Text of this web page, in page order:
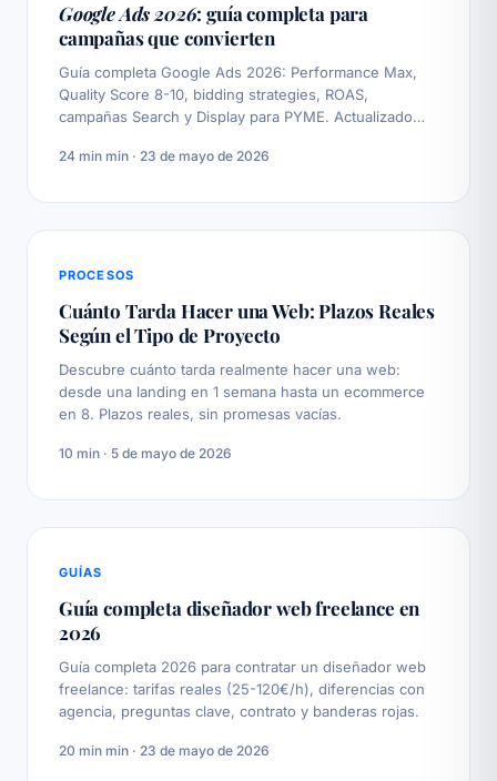
Google Ads 2026: guía completa para
campañas que convierten
Guía completa Google Ads 2026: Performance Max,
Quality Score 8-10, bidding strategies, ROAS,
campañas Search y Display para PYME. Actualizado
24 min min · 23 de mayo de 2026
PROCESOS
Cuánto Tarda Hacer una Web: Plazos Reales
Según el Tipo de Proyecto
Descubre cuánto tarda realmente hacer una web:
desde una landing en 1 semana hasta un ecommerce
en 8. Plazos reales, sin promesas vacías.
10 min · 5 de mayo de 2026
GUÍAS
Guía completa diseñador web freelance en
2026
Guía completa 2026 para contratar un diseñador web
freelance: tarifas reales (25-120€/h), diferencias con
agencia, preguntas clave, contrato y banderas rojas.
20 min min · 23 de mayo de 2026